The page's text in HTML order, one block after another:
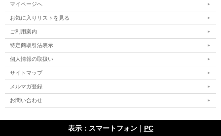
マイページへ
お気に入りリストを見る
ご利用案内
特定商取引法表示
個人情報の取扱い
サイトマップ
メルマガ登録
お問い合わせ
表示：スマートフォン｜ PC